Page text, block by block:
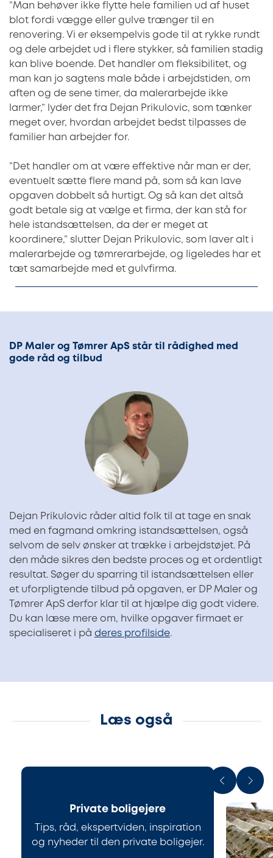
”Man behøver ikke flytte hele familien ud af huset
blot fordi vægge eller gulve trænger til en
renovering. Vi er eksempelvis gode til at rykke rundt
og dele arbejdet ud i flere stykker, så familien stadig
kan blive boende. Det handler om fleksibilitet, og
man kan jo sagtens male både i arbejdstiden, om
aften og de sene timer, da malerarbejde ikke
larmer,” lyder det fra Dejan Prikulovic, som tænker
meget over, hvordan arbejdet bedst tilpasses de
familier han arbejder for.
”Det handler om at være effektive når man er der,
eventuelt sætte flere mand på, som så kan lave
opgaven dobbelt så hurtigt. Og så kan det altså
godt betale sig at vælge et firma, der kan stå for
hele istandsættelsen, da der er meget at
koordinere,” slutter Dejan Prikulovic, som laver alt i
malerarbejde og tømrerarbejde, og ligeledes har et
tæt samarbejde med et gulvfirma.
DP Maler og Tømrer ApS står til rådighed med
gode råd og tilbud
Dejan Prikulovic råder altid folk til at tage en snak
med en fagmand omkring istandsættelsen, også
selvom de selv ønsker at trække i arbejdstøjet. På
den måde sikres den bedste proces og et ordentligt
resultat. Søger du sparring til istandsættelsen eller
et uforpligtende tilbud på opgaven, er DP Maler og
Tømrer ApS derfor klar til at hjælpe dig godt videre.
Du kan læse mere om, hvilke opgaver firmaet er
specialiseret i på deres profilside.
Læs også
Private boligejere
Tips, råd, ekspertviden, inspiration
og nyheder til den private boligejer.